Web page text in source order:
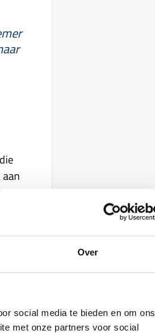
Over
social media te bieden en om ons
met onze partners voor social